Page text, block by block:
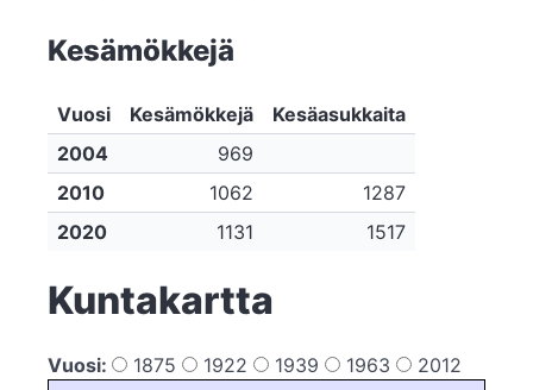
Kesämökkejä
Vuosi Kesämökkejä
Kesäasukkaita
2004
969
2010
1062
1287
2020
1131 1517
Kuntakartta
Vuosi: 1875 1922 1939 1963 2012